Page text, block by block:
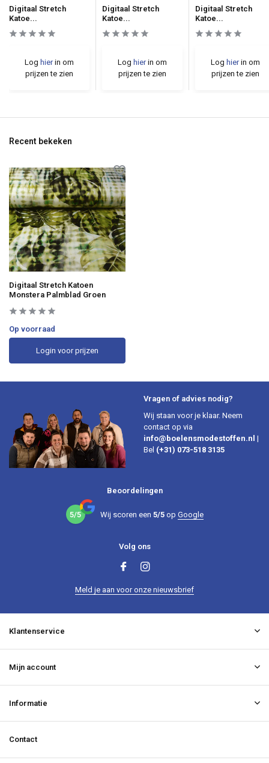
Digitaal Stretch
Katoe...
Log hierin om
prijzen te zien
Digitaal Stretch
Katoe...
Log hierin om
prijzen te zien
Digitaal Stretch
Katoe...
Log hierin om
prijzen te zien
Recent bekeken
Digitaal Stretch Katoen
Monstera Palmblad Groen
Op voorraad
Login voor prijzen
Vragen of advies nodig?
Wij staan voor je klaar. Neem
contact op via
info@boelensmodestoffen.nl |
Bel (+31) 073-518 3135
Beoordelingen
5/5 Wij scoren een 5/5op Google
Volg ons
Meld je aan voor onze nieuwsbrief
Klantenservice
Mijn account
Informatie
Contact